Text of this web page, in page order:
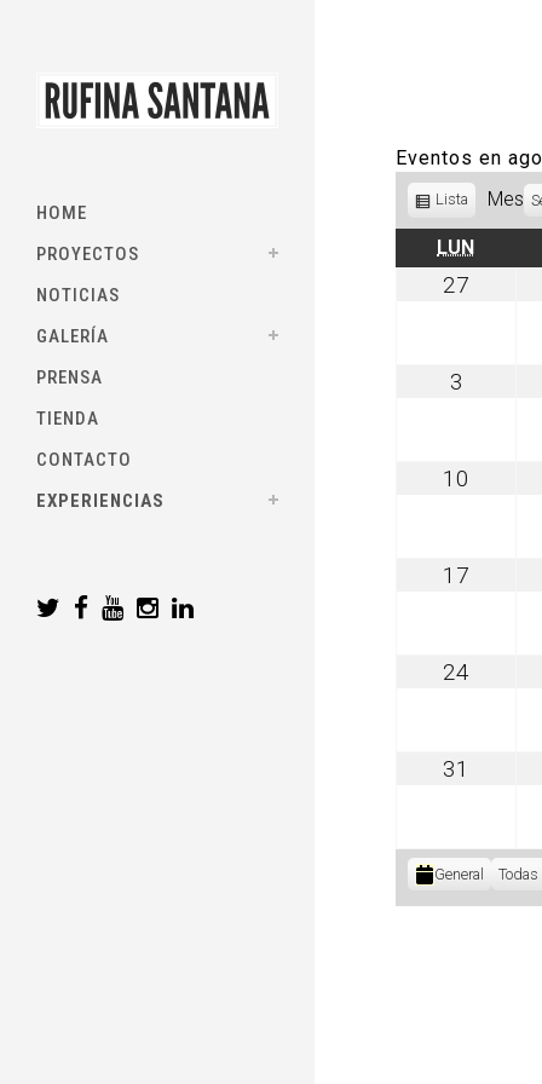
HOME
PROYECTOS
NOTICIAS
GALERÍA
PRENSA
TIENDA
CONTACTO
EXPERIENCIAS
Eventos en
Ver
Lista Mes
LUNLUNES
27
3
10
17
24
31
Categorías
General Todas